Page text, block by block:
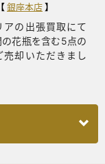
銀座本店
アの出張買取にて
花瓶を含む5点の
売却いただきまし